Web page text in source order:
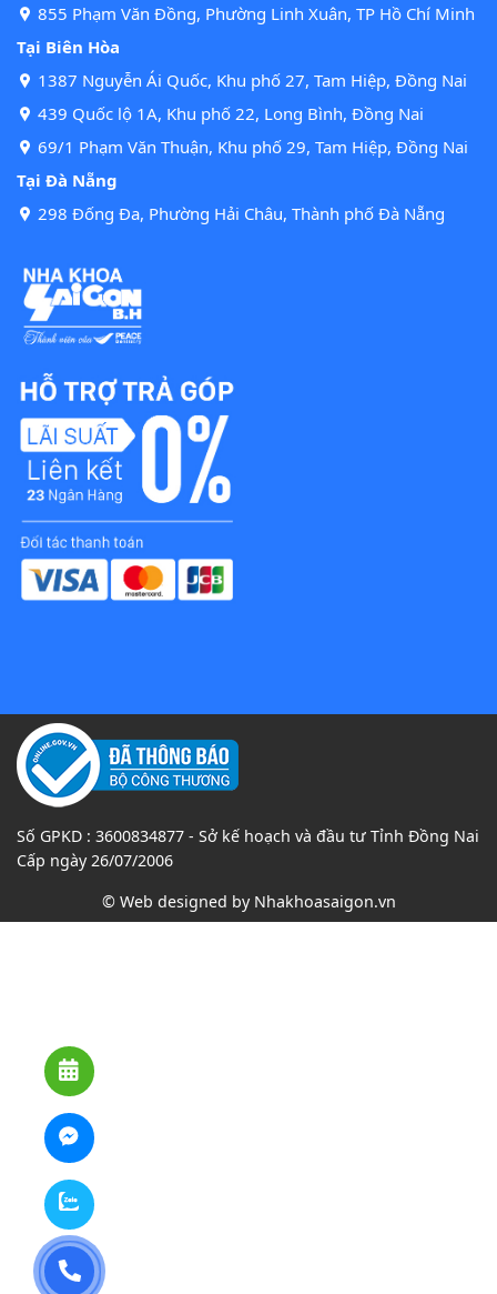
855 Phạm Văn Đồng, Phường Linh Xuân, TP Hồ Chí Minh
Tại Biên Hòa
1387 Nguyễn Ái Quốc, Khu phố 27, Tam Hiệp, Đồng Nai
439 Quốc lộ 1A, Khu phố 22, Long Bình, Đồng Nai
69/1 Phạm Văn Thuận, Khu phố 29, Tam Hiệp, Đồng Nai
Tại Đà Nẵng
298 Đống Đa, Phường Hải Châu, Thành phố Đà Nẵng
Số GPKD : 3600834877 - Sở kế hoạch và đầu tư Tỉnh Đồng Nai
Cấp ngày 26/07/2006
© Web designed by Nhakhoasaigon.vn